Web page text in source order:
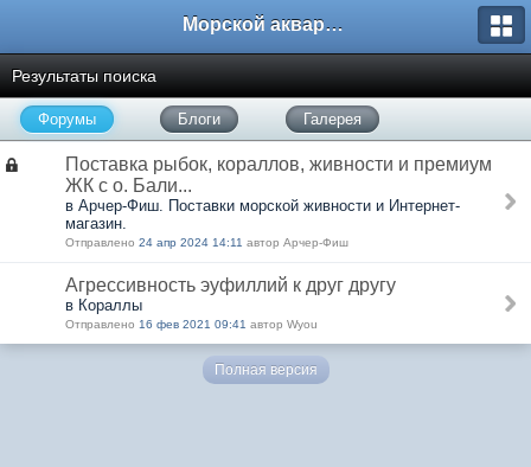
Морской аквариум. Форумы ReefCentral.ru
Результаты поиска
Форумы Блоги Галерея
Поставка рыбок, кораллов, живности и премиум
ЖК с о. Бали...
в Арчер-Фиш. Поставки морской живности и Интернет-
магазин.
Отправлено 24 апр 2024 14:11 автор Арчер-Фиш
Агрессивность эуфиллий к друг другу
в Кораллы
Отправлено 16 фев 2021 09:41 автор Wyou
Полная версия